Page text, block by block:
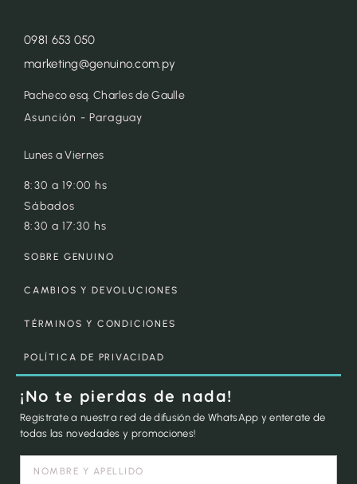
0981 653 050
marketing@genuino.com.py
Pacheco esq. Charles de Gaulle
Asunción - Paraguay
Lunes a Viernes
8:30 a 19:00 hs
Sábados
8:30 a 17:30 hs
SOBRE GENUINO
CAMBIOS Y DEVOLUCIONES
TÉRMINOS Y CONDICIONES
POLÍTICA DE PRIVACIDAD
¡No te pierdas de nada!
Registrate a nuestra red de difusión de WhatsApp y enterate de
todas las novedades y promociones!